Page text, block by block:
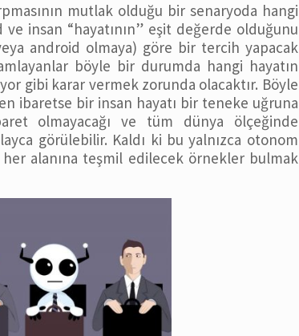
mutlak olduğu bir senaryoda hangi
insan “hayatının” eşit değerde olduğunu
android olmaya) göre bir tercih yapacak
böyle bir durumda hangi hayatın
gibi karar vermek zorunda olacaktır. Böyle
ibaretse bir insan hayatı bir teneke uğruna
olmayacağı ve tüm dünya ölçeğinde
görülebilir. Kaldı ki bu yalnızca otonom
alanına teşmil edilecek örnekler bulmak